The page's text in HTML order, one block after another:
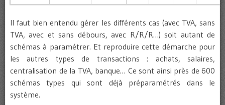
Il faut bien entendu gérer les différents cas (avec TVA, sans
TVA, avec et sans débours, avec R/R/R…) soit autant de
schémas à paramétrer. Et reproduire cette démarche pour
les autres types de transactions : achats, salaires,
centralisation de la TVA, banque… Ce sont ainsi près de 600
schémas types qui sont déjà préparamétrés dans le
système.